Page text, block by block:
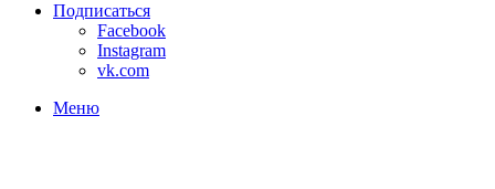
Подписаться
Facebook
Instagram
vk.com
Меню